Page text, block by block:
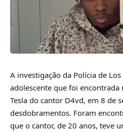
A investigação da Polícia de
adolescente que foi
Tesla do cantor D4vd, em 8 de
desdobramentos. Foram
que o cantor, de 20 anos, teve